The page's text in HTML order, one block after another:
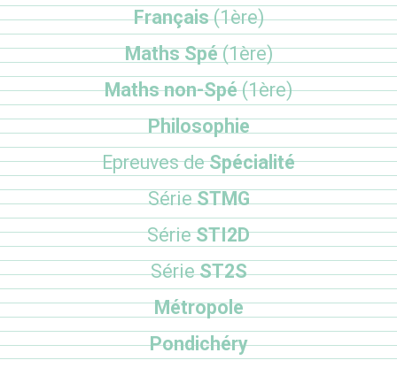
Français(1ère)
Maths Spé(1ère)
Maths non-Spé(1ère)
Philosophie
Epreuves deSpécialité
SérieSTMG
SérieSTI2D
SérieST2S
Métropole
Pondichéry